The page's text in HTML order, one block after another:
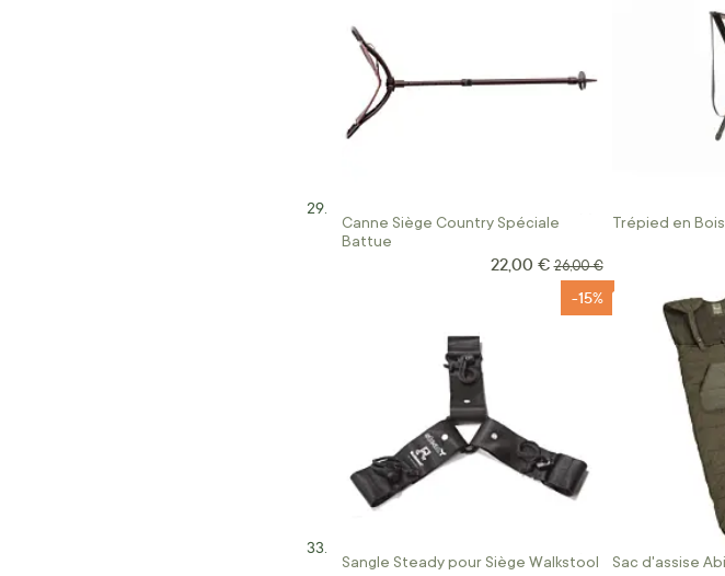
Canne Siège Country Spéciale
Battue
Prix Spécial
22,00 € Prix normal
26,00 €
Trépied en
Sangle Steady pour Siège Walkstool
-15%
Sac d'assise